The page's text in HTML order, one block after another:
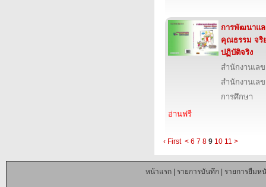
การพัฒนาแล
คุณธรรม จริ
ปฏิบัติจริง
สำนักงานเล
สำนักงานเล
การศึกษา
อ่านฟรี
‹ First < 6 7 8 9 10 11 >
หน้าแรก| รายการบันทึก| รายการยืมห